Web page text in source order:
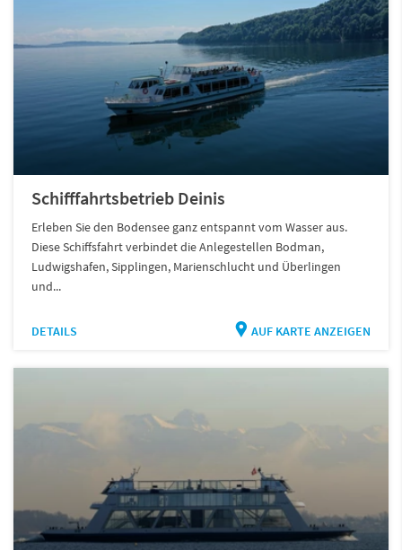
Schifffahrtsbetrieb Deinis
Erleben Sie den Bodensee ganz entspannt vom Wasser aus.
Diese Schiffsfahrt verbindet die Anlegestellen Bodman,
Ludwigshafen, Sipplingen, Marienschlucht und Überlingen
und...
DETAILS AUF KARTE ANZEIGEN